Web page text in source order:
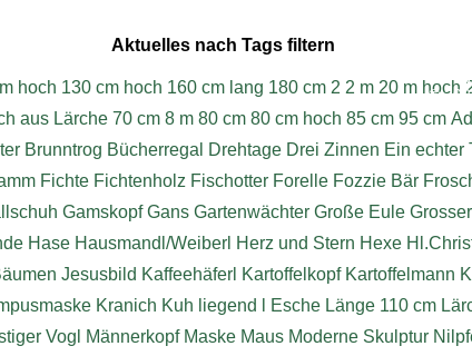
Aktuelles nach Tags filtern
hoch 130 cm hoch 160 cm lang 180 cm 2 2 m 20 m hoch
aus Lärche 70 cm 8 m 80 cm 80 cm hoch 85 cm 95 cm
Brunntrog Bücherregal Drehtage Drei Zinnen Ein echter
Fichte Fichtenholz Fischotter Forelle Fozzie Bär
Gamskopf Gans Gartenwächter Große Eule
Hase Hausmandl/Weiberl Herz und Stern Hexe
Jesusbild Kaffeehäferl Kartoffelkopf Kartoffelmann
Kranich Kuh liegend l Esche Länge 110 cm
Vogl Männerkopf Maske Maus Moderne Skulptur
©